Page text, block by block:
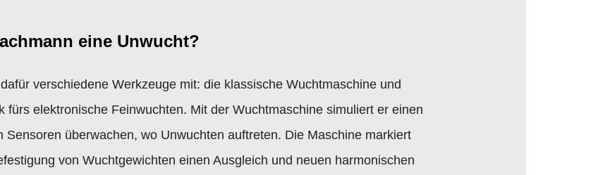
eine Unwucht?
verschiedene Werkzeuge mit: die klassische Wuchtmaschine und
fürs elektronische Feinwuchten. Mit der Wuchtmaschine simuliert er einen
Sensoren überwachen, wo Unwuchten auftreten. Die Maschine markiert
von Wuchtgewichten einen Ausgleich und neuen harmonischen